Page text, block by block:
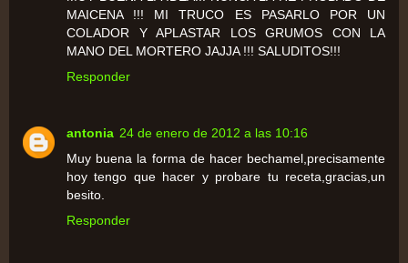
MAICENA !!! MI TRUCO ES PASARLO POR UN
COLADOR Y APLASTAR LOS GRUMOS CON LA
MANO DEL MORTERO JAJJA !!! SALUDITOS!!!
Responder
antonia 24 de enero de 2012 a las 10:16
Muy buena la forma de hacer bechamel,precisamente
hoy tengo que hacer y probare tu receta,gracias,un
besito.
Responder